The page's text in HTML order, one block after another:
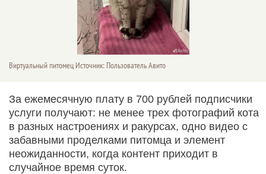
Виртуальный питомец Источник: Пользователь Авито
За ежемесячную плату в 700 рублей подписчики
услуги получают: не менее трех фотографий кота
в разных настроениях и ракурсах, одно видео с
забавными проделками питомца и элемент
неожиданности, когда контент приходит в
случайное время суток.